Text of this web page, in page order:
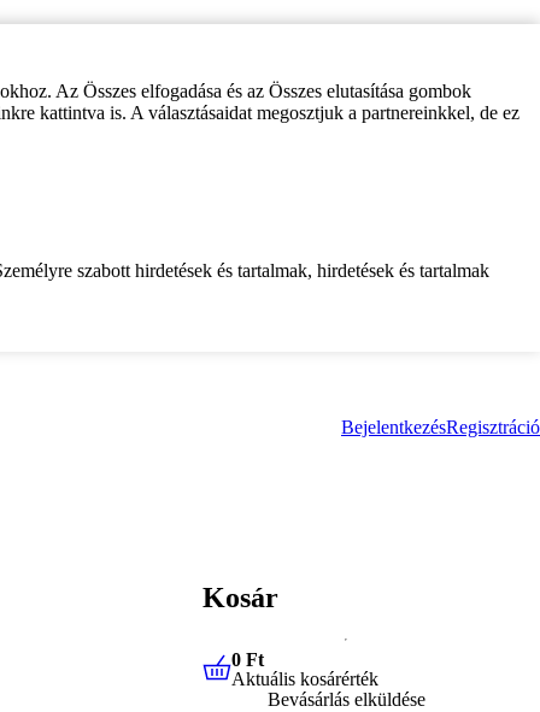
Az Összes elfogadása és az Összes elutasítása gombok
kattintva is. A választásaidat megosztjuk a partnereinkkel, de ez
szabott hirdetések és tartalmak, hirdetések és tartalmak
BejelentkezésRegisztráció
Kosár
0 FtAktuális kosárérték
0 Ft
Aktuális kosárérték
Bevásárlás elküldése